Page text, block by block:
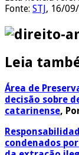
Fonte: STJ, 16/
Leia
Área de
decisão sobre
catarinense,
condenados